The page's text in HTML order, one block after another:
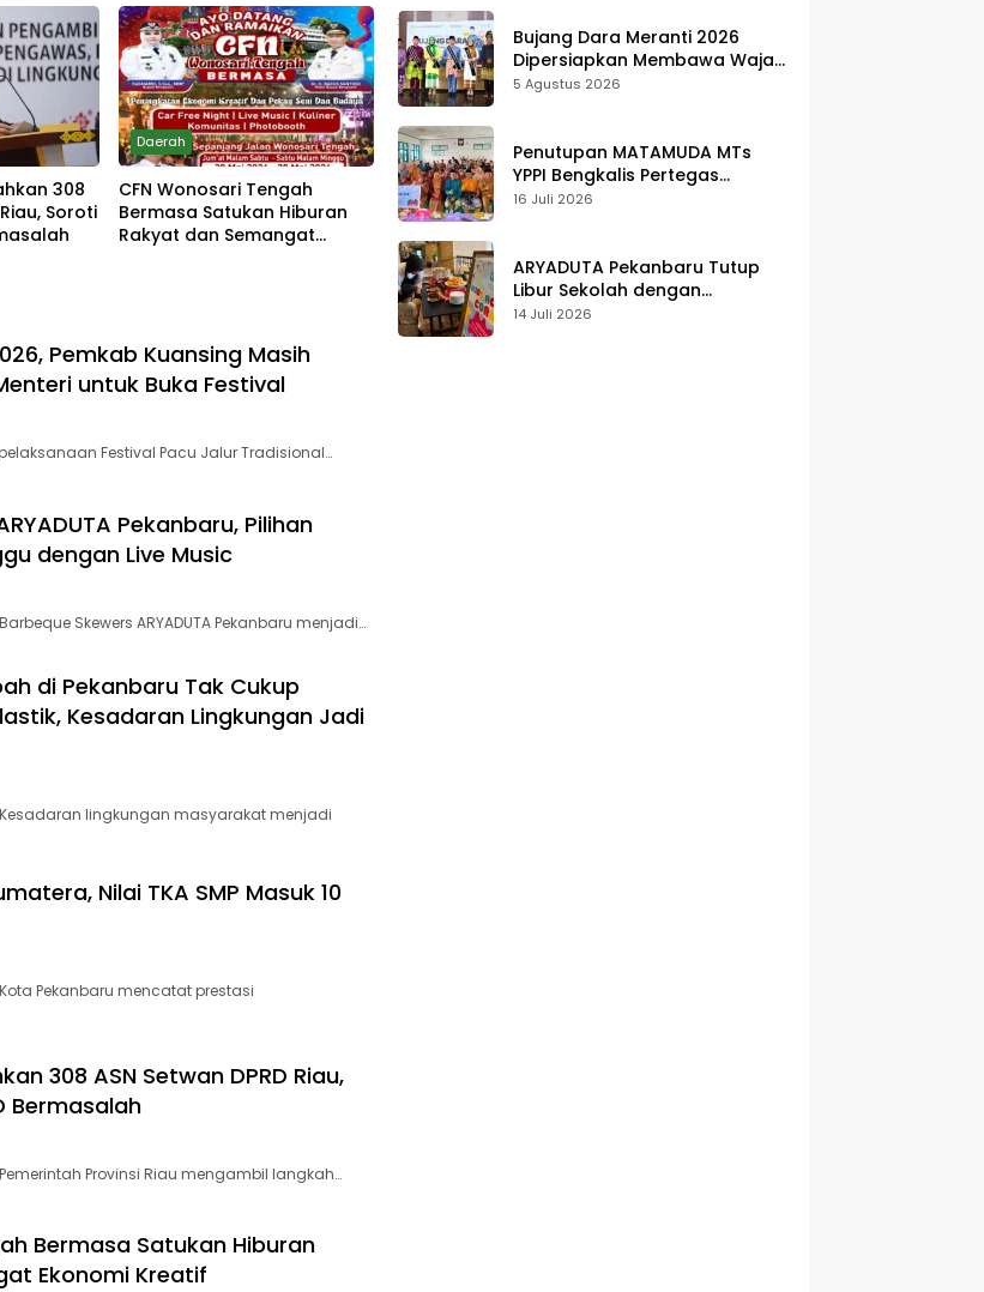
Penentu
308
Soroti
Daerah
CFN Wonosari Tengah
Bermasa Satukan Hiburan
Rakyat dan Semangat
Pemkab Kuansing Masih
untuk Buka Festival
pelaksanaan Festival Pacu Jalur Tradisional…
Pekanbaru, Pilihan
dengan Live Music
Skewers ARYADUTA Pekanbaru menjadi…
di Pekanbaru Tak Cukup
Kesadaran Lingkungan Jadi
lingkungan masyarakat menjadi
Nilai TKA SMP Masuk 10
Pekanbaru mencatat prestasi
308 ASN Setwan DPRD Riau,
Bermasalah
Provinsi Riau mengambil langkah…
Bermasa Satukan Hiburan
Ekonomi Kreatif
Bujang Dara Meranti 2026
Dipersiapkan Membawa Wajah
Daerah ke Publik
5 Agustus 2026
Penutupan MATAMUDA MTs
YPPI Bengkalis Pertegas
Pendidikan Berbasis Adat dan
16 Juli 2026
ARYADUTA Pekanbaru Tutup
Libur Sekolah dengan
Pengalaman Staycation
14 Juli 2026